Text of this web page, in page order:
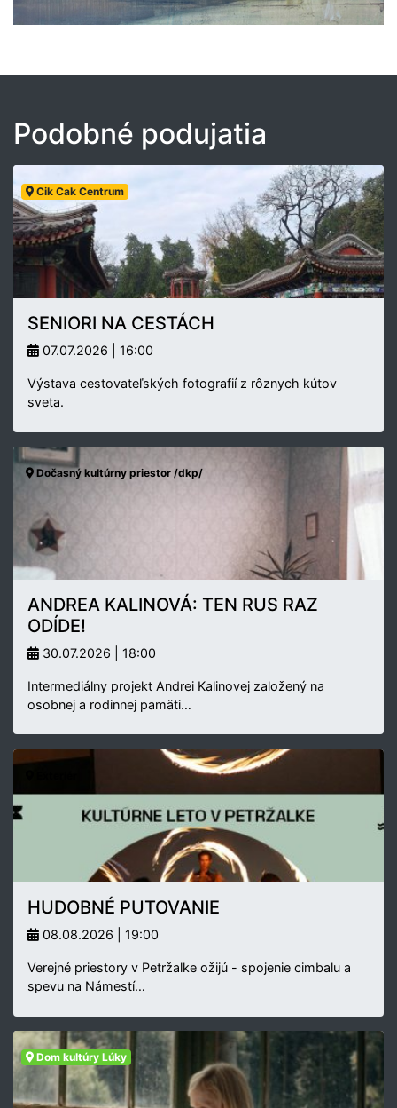
Podobné podujatia
Cik Cak Centrum
SENIORI NA CESTÁCH
07.07.2026 | 16:00
Výstava cestovateľských fotografií z rôznych kútov
sveta.
Dočasný kultúrny priestor /dkp/
ANDREA KALINOVÁ: TEN RUS RAZ
ODÍDE!
30.07.2026 | 18:00
Intermediálny projekt Andrei Kalinovej založený na
osobnej a rodinnej pamäti…
HUDOBNÉ PUTOVANIE
08.08.2026 | 19:00
Verejné priestory v Petržalke ožijú - spojenie cimbalu a
spevu na Námestí…
Dom kultúry Lúky